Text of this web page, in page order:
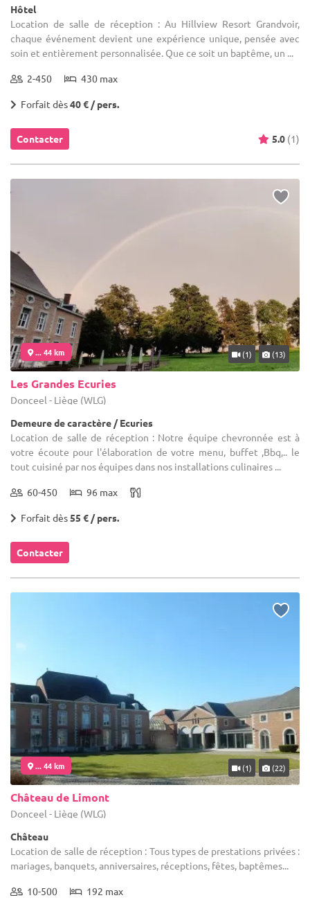
Hôtel
Location de salle de réception : Au Hillview Resort Grandvoir,
chaque événement devient une expérience unique, pensée avec
soin et entièrement personnalisée. Que ce soit un baptême, un ...
2-450 430 max
Forfait dès40 € / pers.
Contacter 5.0 (1)
... 44 km (1) (13)
Les Grandes Ecuries
Donceel - Liège (WLG)
Demeure de caractère / Ecuries
Location de salle de réception : Notre équipe chevronnée est à
votre écoute pour l'élaboration de votre menu, buffet ,Bbq,.. le
tout cuisiné par nos équipes dans nos installations culinaires ...
60-450 96 max
Forfait dès55 € / pers.
Contacter
... 44 km (1) (22)
Château de Limont
Donceel - Liège (WLG)
Château
Location de salle de réception : Tous types de prestations privées :
mariages, banquets, anniversaires, réceptions, fêtes, baptêmes...
10-500 192 max